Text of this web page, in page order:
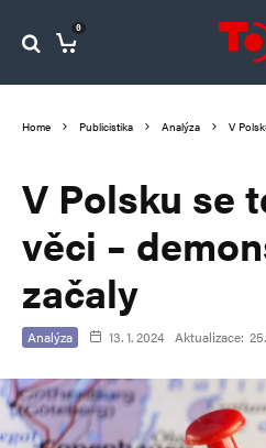
0
Home Publicistika Analýza V
V Polsku se
věci –
začaly
Analýza 13. 1. 2024 Aktualizace: